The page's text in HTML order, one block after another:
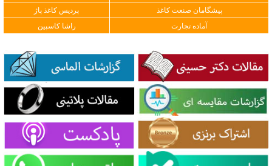
پیشگامان صنعت کاغذ
پردیس کاغذ پاژ
آماده تجارت
راشا کاسپین